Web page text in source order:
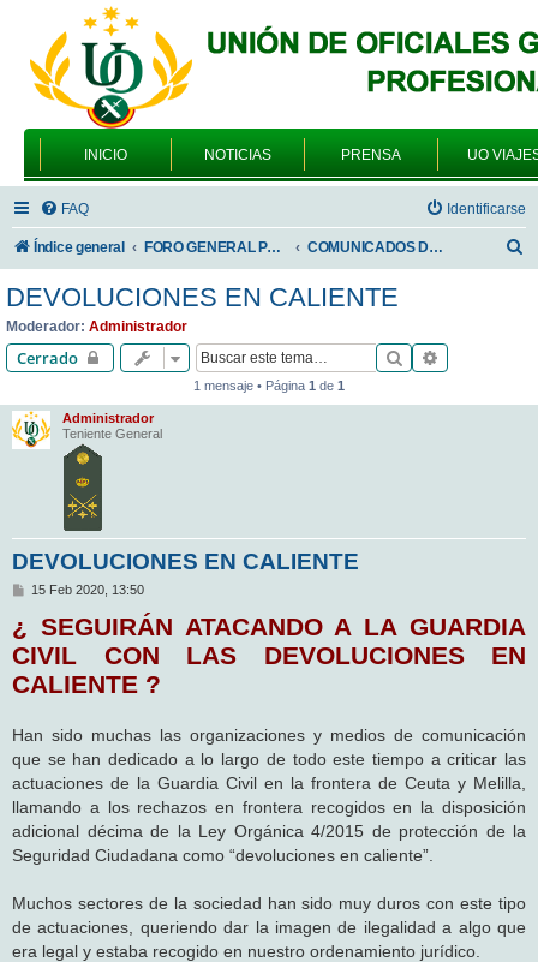
INICIO NOTICIAS PRENSA UO
FAQ Identificarse
Índice general FORO GENERAL PARA TODOS LOS USUARIOS COMUNICADOS DE LA UNIÓN DE OFICIALES
r
DEVOLUCIONES EN CALIENTE
Moderador: Administrador
Cerrado Buscar
1 mensaje • Página 1 de 1
Administrador
Teniente General
DEVOLUCIONES EN CALIENTE
M
s
a
j
e
15 Feb 2020, 13:50
¿ SEGUIRÁN ATACANDO A LA GUARDIA
CIVIL CON LAS DEVOLUCIONES EN
CALIENTE ?
Han sido muchas las organizaciones y medios de comunicación
que se han dedicado a lo largo de todo este tiempo a criticar las
actuaciones de la Guardia Civil en la frontera de Ceuta y Melilla,
llamando a los rechazos en frontera recogidos en la disposición
adicional décima de la Ley Orgánica 4/2015 de protección de la
Seguridad Ciudadana como “devoluciones en caliente”.
Muchos sectores de la sociedad han sido muy duros con este tipo
de actuaciones, queriendo dar la imagen de ilegalidad a algo que
era legal y estaba recogido en nuestro ordenamiento jurídico.